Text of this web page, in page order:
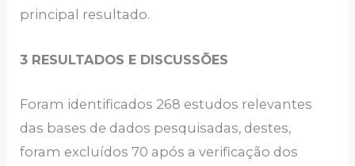
principal resultado.
3 RESULTADOS E DISCUSSÕES
Foram identificados 268 estudos relevantes
das bases de dados pesquisadas, destes,
foram excluídos 70 após a verificação dos